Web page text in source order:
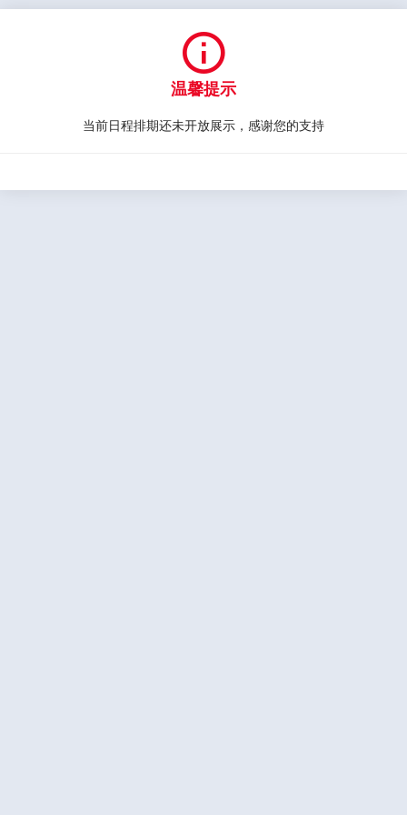

温馨提示
当前日程排期还未开放展示，感谢您的支持